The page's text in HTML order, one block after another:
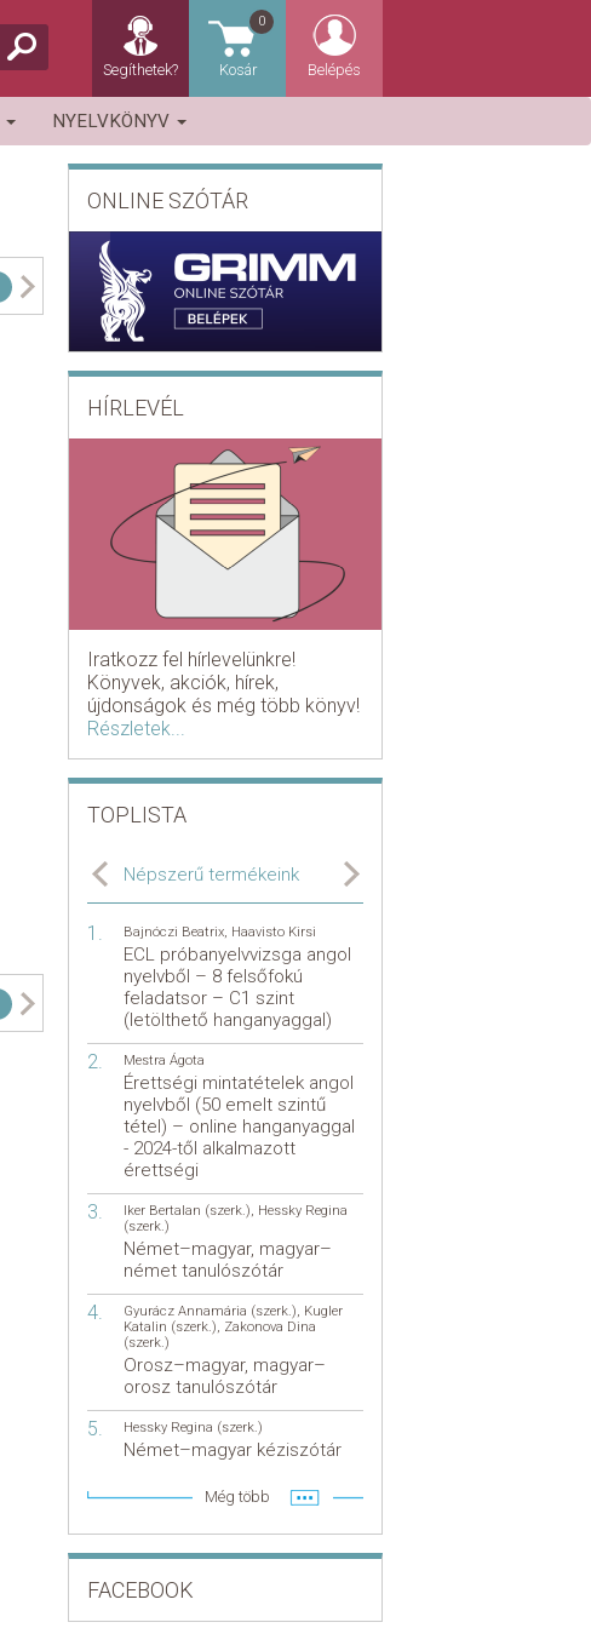
Belépés
Kosár
0
Segíthetek?
NYELVKÖNYV
ONLINE SZÓTÁR
HÍRLEVÉL
Iratkozz fel hírlevelünkre!
Könyvek, akciók, hírek,
újdonságok és még több könyv!
Részletek...
TOPLISTA
Népszerű termékeink
Bajnóczi Beatrix, Haavisto Kirsi
ECL próbanyelvvizsga angol
nyelvből – 8 felsőfokú
feladatsor – C1 szint
(letölthető hanganyaggal)
Mestra Ágota
Érettségi mintatételek angol
nyelvből (50 emelt szintű
tétel) – online hanganyaggal
- 2024-től alkalmazott
érettségi
Iker Bertalan (szerk.), Hessky Regina
(szerk.)
Német–magyar, magyar–
német tanulószótár
Gyurácz Annamária (szerk.), Kugler
Katalin (szerk.), Zakonova Dina
(szerk.)
Orosz–magyar, magyar–
orosz tanulószótár
Hessky Regina (szerk.)
Német–magyar kéziszótár
Még több
FACEBOOK